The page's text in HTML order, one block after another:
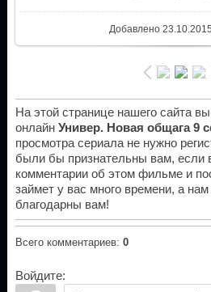
Добавлено23.10.2015
На этой странице нашего сайта
онлайн Универ. Новая общага 9
просмотра сериала не нужно
были бы признательны вам, если
комментарии об этом фильме и
займет у вас много времени, а
благодарны вам!
Всего комментариев: 0
Войдите: